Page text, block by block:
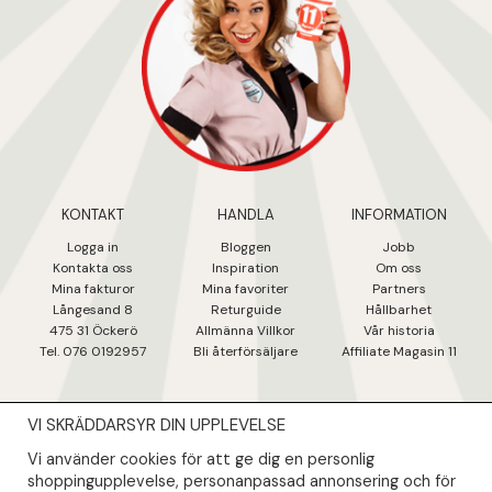
KONTAKT
Logga in
Kontakta oss
Mina fakturor
Långesand 8
475 31 Öckerö
Tel. 076 0192957
HANDLA
Bloggen
Inspiration
Mina favoriter
Returguide
Allmänna Villkor
Bli återförsäljare
INFORMATION
Jobb
Om oss
Partners
Hållbarhet
Vår historia
Affiliate Magasin 11
NYHETSBREV
Såklart skall du ta del av våra bästa erbjudanden & nyheter!
VI SKRÄDDARSYR DIN UPPLEVELSE
Vi använder cookies för att ge dig en personlig
shoppingupplevelse, personanpassad annonsering och för